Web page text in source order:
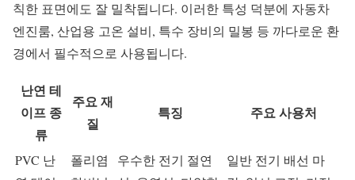
칙한 표면에도 잘 밀착됩니다. 이러한 특성 덕분에 자동차
엔진룸, 산업용 고온 설비, 특수 장비의 밀봉 등 까다로운 환
경에서 필수적으로 사용됩니다.
난연 테
이프 종
류
주요 재
질
특징 주요 사용처
PVC 난
폴리염
우수한 전기 절연
일반 전기 배선 마